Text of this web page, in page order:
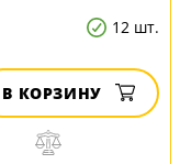
12 шт.
В КОРЗИНУ